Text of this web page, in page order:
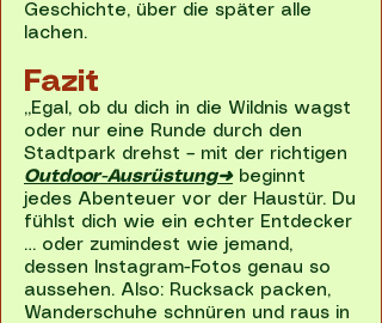
Geschichte, über die später alle
lachen.
Fazit
„Egal, ob du dich in die Wildnis wagst
oder nur eine Runde durch den
Stadtpark drehst – mit der richtigen
Outdoor-Ausrüstung➜beginnt
jedes Abenteuer vor der Haustür. Du
fühlst dich wie ein echter Entdecker
… oder zumindest wie jemand,
dessen Instagram-Fotos genau so
aussehen. Also: Rucksack packen,
Wanderschuhe schnüren und raus in